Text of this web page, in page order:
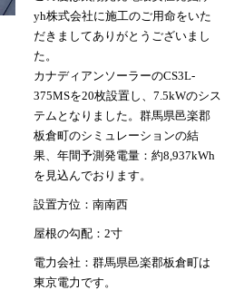
yh株式会社に施工のご用命をいた
だきましてありがとうございまし
た。
カナディアンソーラーのCS3L-
375MSを20枚設置し、7.5kWのシス
テムとなりました。群馬県邑楽郡
板倉町のシミュレーションの結
果、年間予測発電量：約8,937kWh
を見込んでおります。
設置方位：南南西
屋根の勾配：2寸
電力会社：群馬県邑楽郡板倉町は
東京電力です。